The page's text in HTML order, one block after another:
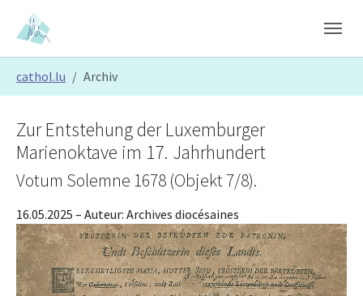
Skip to main content
Skip to page footer
cathol.lu Archiv
Zur Entstehung der Luxemburger
Marienoktave im 17. Jahrhundert
Votum Solemne 1678 (Objekt 7/8).
16.05.2025 – Auteur: Archives diocésaines